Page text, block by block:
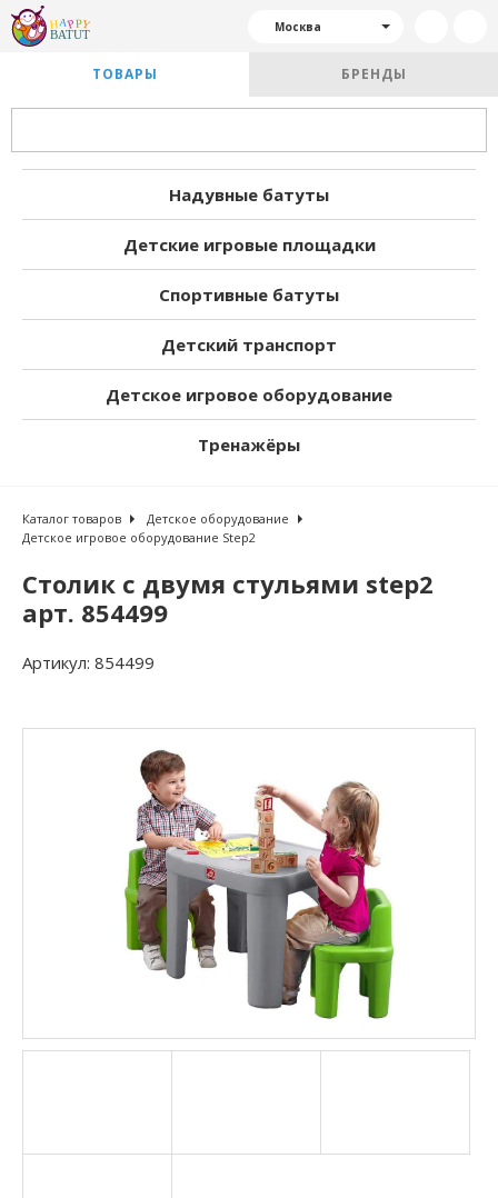
Москва
ТОВАРЫ БРЕНДЫ
Надувные батуты
Детские игровые площадки
Спортивные батуты
Детский транспорт
Детское игровое оборудование
Тренажёры
Каталог товаров
Детское оборудование
Детское игровое оборудование Step2
Столик с двумя стульями step2
арт. 854499
Артикул: 854499